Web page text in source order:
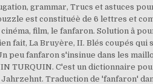
grammar, Trucs et astuces
est constituéè de 6 lettres et
film, le fanfaron. Solution â
fait, La Bruyère, II. Blés coupés
fanfaron s'insinue dans les
TURQUIN. C'est un dictionnaire
Traduction de 'fanfaron'